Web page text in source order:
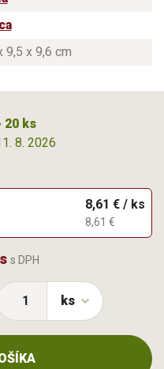
9,5 x 9,6 cm
20 ks
8. 2026
8,61 € / ks
8,61 €
s DPH
ks